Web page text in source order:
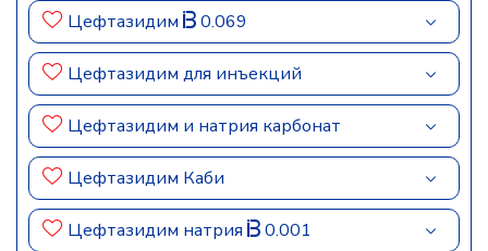
Цефтазидим 0.069
Цефтазидим для инъекций
Цефтазидим и натрия карбонат
Цефтазидим Каби
Цефтазидим натрия 0.001